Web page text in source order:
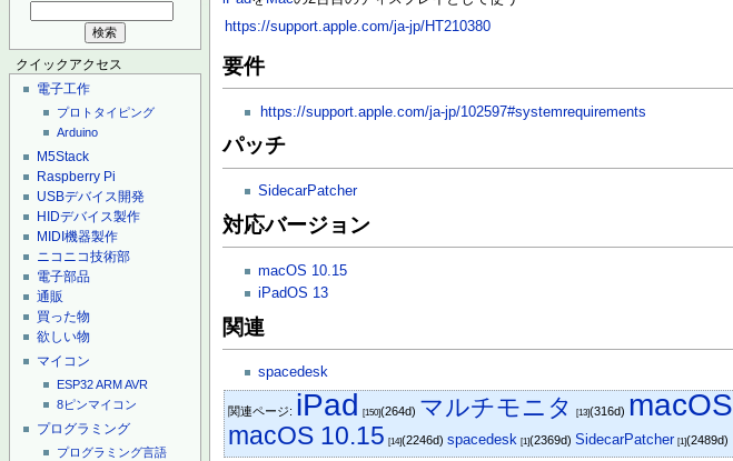
クイックアクセス
電子工作
プロトタイピング
Arduino
M5Stack
Raspberry Pi
USBデバイス開発
HIDデバイス製作
MIDI機器製作
ニコニコ技術部
電子部品
通販
買った物
欲しい物
マイコン
ESP32ARMAVR
8ピンマイコン
プログラミング
プログラミング言語
https://support.apple.com/ja-jp/HT210380
要件
https://support.apple.com/ja-jp/102597#systemrequirements
パッチ
SidecarPatcher
対応バージョン
macOS 10.15
iPadOS 13
関連
spacedesk
関連ページ: iPad [150](264d) マルチモニタ [13](316d) macOS
macOS 10.15 [14](2246d)spacedesk [1](2369d)SidecarPatcher [1](2489d)